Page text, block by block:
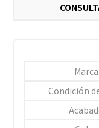
Marca
Condición